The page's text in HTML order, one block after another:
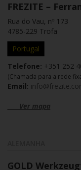
FREZITE –
Rua do Vau, nº 173
4785-229 Trofa
Portugal
Telefone: +351 252
(Chamada para a rede
Email:
Ver mapa
GOLD